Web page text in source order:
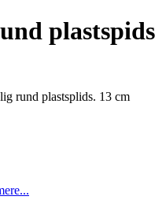
plastspids
rund plastsplids. 13 cm